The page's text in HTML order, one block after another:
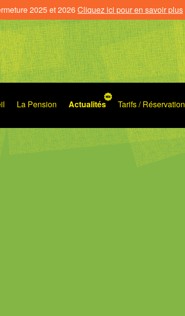
La Pension Actualités Tarifs / Réservation
2025 et 2026Cliquez ici pour en savoir plus